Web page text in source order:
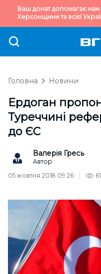
Ваш донат допомагає
Херсонщини та всієї
Головна Новини
Ердоган
Туреччині
до ЄС
Валерія Гресь
Автор
05 жовтня 2018 09:26